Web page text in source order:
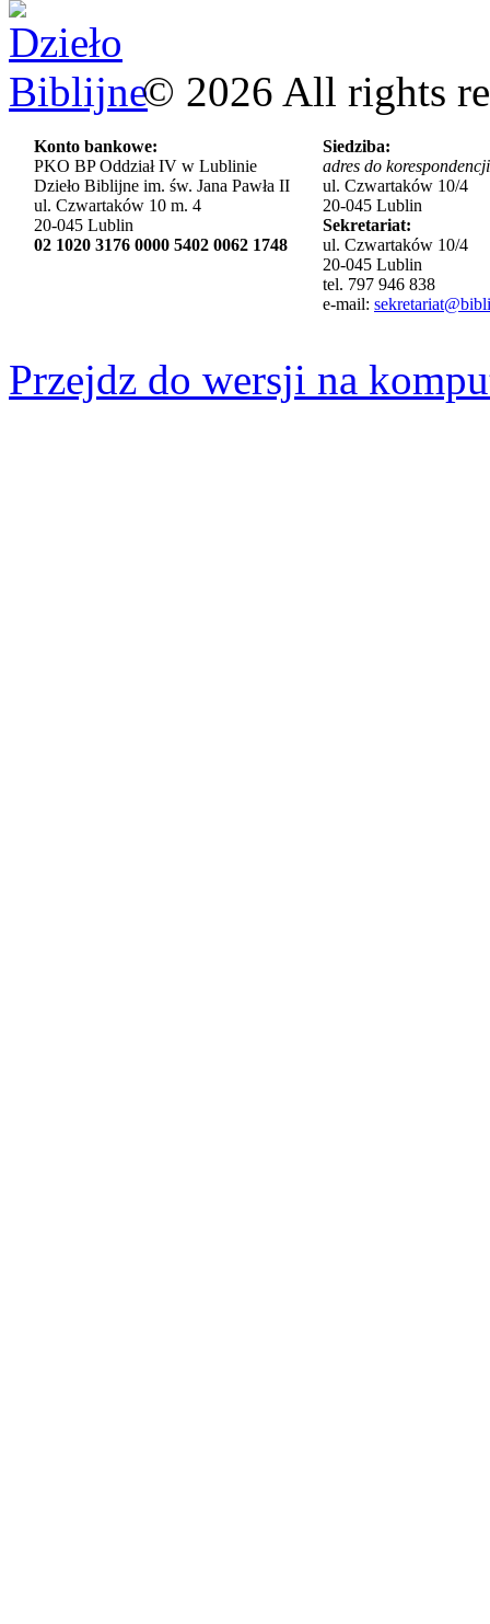
© 2026 All rights
Konto bankowe:
PKO BP Oddział IV w Lublinie
Dzieło Biblijne im. św. Jana Pawła II
ul. Czwartaków 10 m. 4
20-045 Lublin
02 1020 3176 0000 5402 0062 1748
Siedziba:
adres do
ul. Czwartaków 10/4
20-045 Lublin
Sekretariat:
ul. Czwartaków 10/4
20-045 Lublin
tel. 797 946 838
e-mail:
Przejdz do wersji na